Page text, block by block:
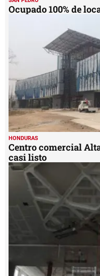
Ocupado 100% de
HONDURAS
Centro comercial
casi listo